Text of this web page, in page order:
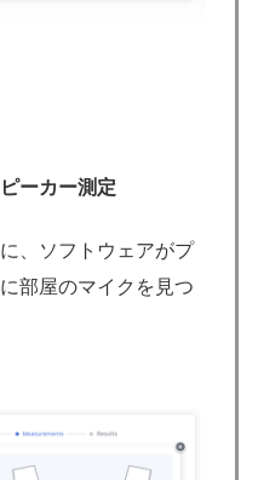
ーカー測定
、ソフトウェアがプ
部屋のマイクを見つ